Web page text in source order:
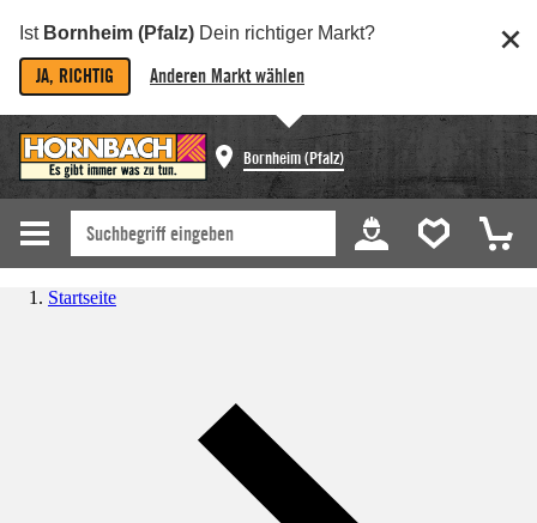
Ist Bornheim (Pfalz) Dein richtiger Markt?
JA, RICHTIG Anderen Markt wählen
Bornheim (Pfalz)
Startseite